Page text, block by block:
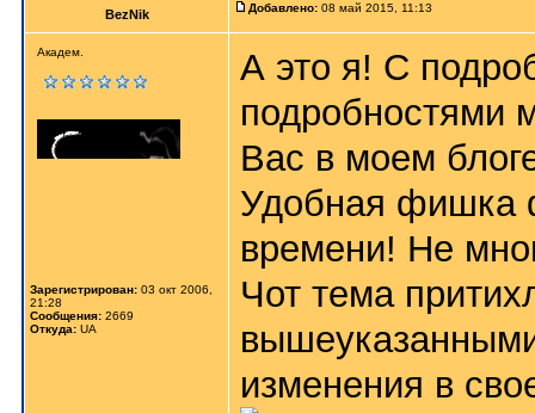
BezNik Добавлено: 08 май 2015, 11:13
Академ.
Зарегистрирован: 03 окт 2006,
21:28
Сообщения: 2669
Откуда: UA
А это я! С
подробностями
Вас в моем
Удобная фишка
времени! Не
Чот тема
изменения в